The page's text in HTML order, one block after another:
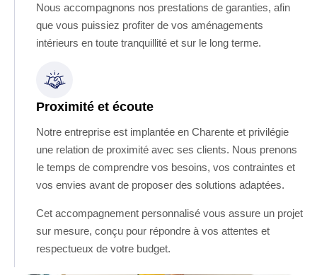
Nous accompagnons nos prestations de garanties, afin
que vous puissiez profiter de vos aménagements
intérieurs en toute tranquillité et sur le long terme.
Proximité et écoute
Notre entreprise est implantée en Charente et privilégie
une relation de proximité avec ses clients. Nous prenons
le temps de comprendre vos besoins, vos contraintes et
vos envies avant de proposer des solutions adaptées.
Cet accompagnement personnalisé vous assure un projet
sur mesure, conçu pour répondre à vos attentes et
respectueux de votre budget.